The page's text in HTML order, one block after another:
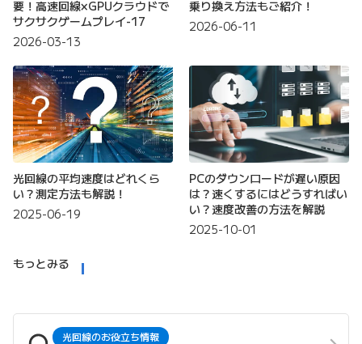
要！高速回線×GPUクラウドで
サクサクゲームプレイ-17
2026-03-13
乗り換え方法もご紹介！
2026-06-11
光回線の平均速度はどれくら
い？測定方法も解説！
2025-06-19
PCのダウンロードが遅い原因
は？速くするにはどうすればい
い？速度改善の方法を解説
2025-10-01
もっとみる
光回線のお役立ち情報